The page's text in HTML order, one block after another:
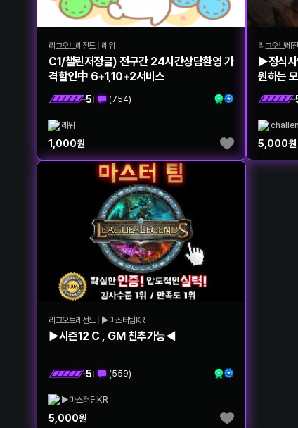
리그오브레전드| 레위
C1/챌린저정글) 전구간 24시간상담환영 가
격할인中 6+1,10+2서비스
5| (754)
레위
1,000원
리그오브레
▶정식사
원하는
5,000원
리그오브레전드| ▶마스터팀KR
▶시즌12 C , GM 친추가능◀
5| (559)
▶마스터팀KR
5,000원